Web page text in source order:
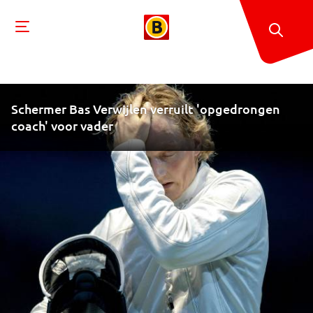
Schermer Bas Verwijlen verruilt 'opgedrongen
coach' voor vader